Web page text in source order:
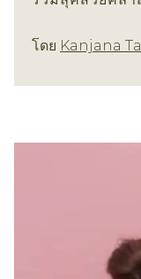
โดย Kanjana